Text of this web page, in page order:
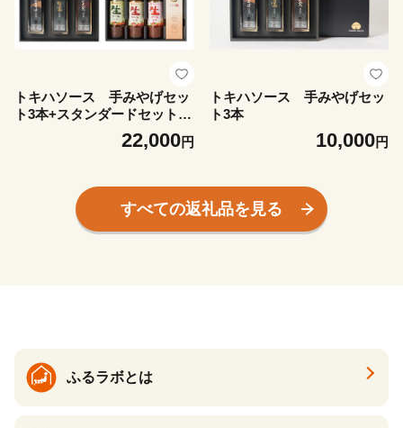
トキハソース 手みやげセッ
ト3本+スタンダードセット4
22,000円
トキハソース 手みやげセッ
ト3本
10,000円
すべての返礼品を見る
ふるラボとは